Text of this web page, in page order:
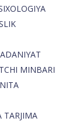
MINBARI
TARJIMA